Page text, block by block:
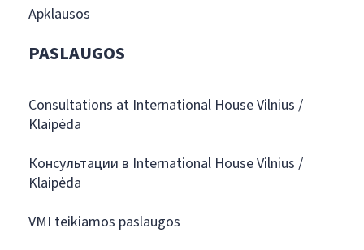
Apklausos
PASLAUGOS
Consultations at International House Vilnius /
Klaipėda
Консультации в International House Vilnius /
Klaipėda
VMI teikiamos paslaugos